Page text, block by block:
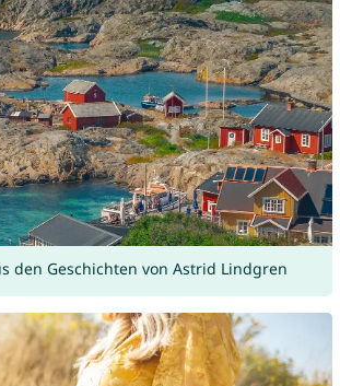
den Geschichten von Astrid Lindgren